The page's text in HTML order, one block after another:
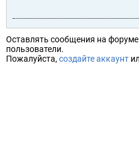
Оставлять сообщения на
пользователи.
Пожалуйста, создайте аккаунт